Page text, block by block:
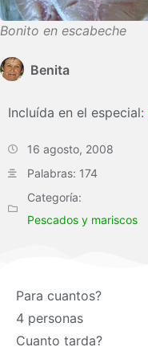
Bonito en escabeche
Benita
Incluída en el especial:
16 agosto, 2008
Palabras: 174
Categoría:
Pescados y mariscos
Para cuantos?
4 personas
Cuanto tarda?